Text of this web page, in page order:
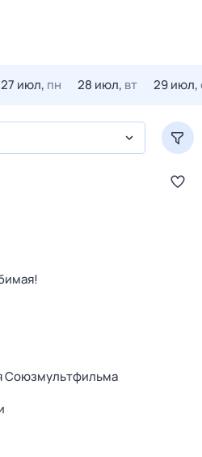
27 июл, пн 28 июл, вт 29 июл,
Союзмультфильма